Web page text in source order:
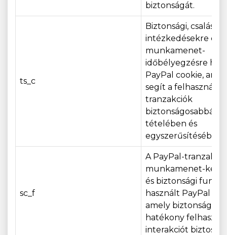
biztonságát.
ts_c
Biztonsági,
intézkedésekre és
munkamenet-
időbélyegzésre
PayPal cookie,
segít a felhasználói
tranzakciók
biztonságosabbá
tételében és
egyszerűsítésében.
sc_f
A PayPal-
munkamenet-
és biztonsági
használt PayPal
amely biztonságos
hatékony
interakciót biztosít.